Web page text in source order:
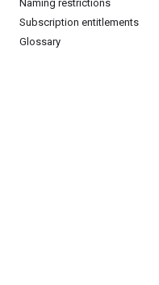
Naming restrictions
Subscription entitlements
Glossary